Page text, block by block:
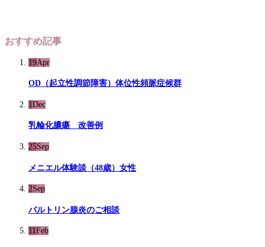
おすすめ記事
19Apr
OD（起立性調節障害）体位性頻脈症候群
1 Dec
乳輪化膿瘍 改善例
25Sep
メニエル体験談（48歳）女性
2Sep
バルトリン腺炎のご相談
11Feb